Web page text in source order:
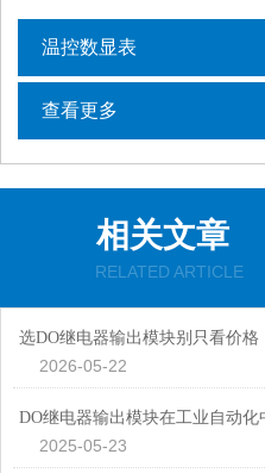
温控数显表
查看更多
相关文章
RELATED ARTICLE
2026-05-22
2025-05-23